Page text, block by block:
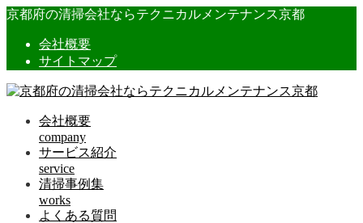
京都府の清掃会社ならテクニカルメンテナンス京都
会社概要
サイトマップ
会社概要
company
サービス紹介
service
清掃事例集
works
よくある質問